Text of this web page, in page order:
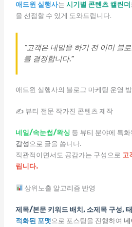
애드윈 실행사는 시기별 콘텐츠 캘린더
을 선점할 수 있게 도와드립니다.
“고객은 네일을 하기 전 이미 블
를 결정합니다.”
애드윈 실행사의 블로그 마케팅 운영
✍ 뷰티 전문 작가진 콘텐츠 제작
네일/속눈썹/왁싱 등 뷰티 분야에 특
감성으로 글을 씁니다.
직관적이면서도 공감가는 구성으로 고
립니다.
상위노출 알고리즘 반영
제목/본문 키워드 배치, 소제목 구성,
적화된 포맷으로 포스팅을 진행하여